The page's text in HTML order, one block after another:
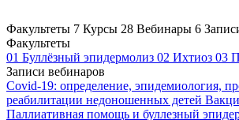
Факультеты 7 Курсы 28 Вебинары 6
Факультеты
01 Буллёзный эпидермолиз 02 Ихтиоз 03
Записи вебинаров
Covid-19: определение, эпидемиология,
реабилитации недоношенных детей
Паллиативная помощь и буллезный